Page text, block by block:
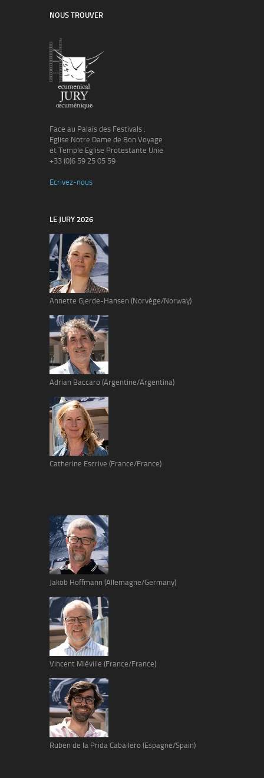
NOUS TROUVER
Face au Palais des Festivals :
Eglise Notre Dame de Bon Voyage
et Temple Eglise Protestante Unie
+33 (0)6 59 25 05 59
Ecrivez-nous
LE JURY 2026
Annette Gjerde-Hansen (Norvège/Norway)
Adrian Baccaro (Argentine/Argentina)
Catherine Escrive (France/France)
Jakob Hoffmann (Allemagne/Germany)
Vincent Miéville (France/France)
Ruben de la Prida Caballero (Espagne/Spain)